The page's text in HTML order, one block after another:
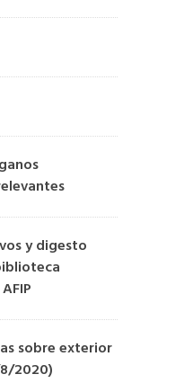
y digesto
sobre exterior
2020)